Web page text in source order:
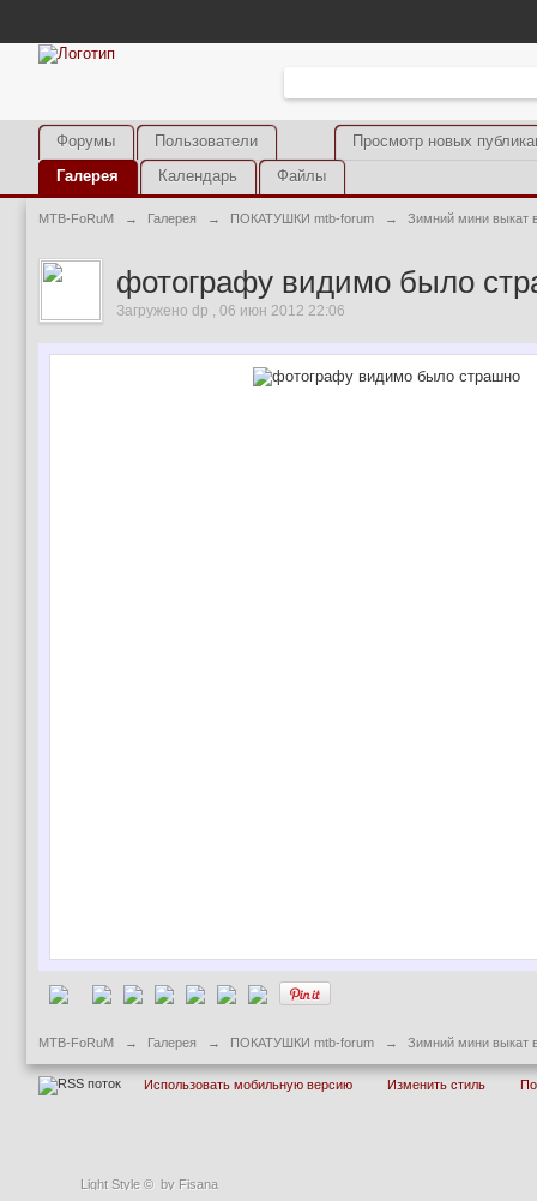
Light Style © by Fisana
Просмотр новых
Форумы
Пользователи
Галерея
Календарь Файлы
MTB-FoRuM → Галерея → ПОКАТУШКИ mtb-forum → Зимний мини выкат
фотографу видимо было
Загружено dp , 06 июн 2012 22:06
MTB-FoRuM → Галерея → ПОКАТУШКИ mtb-forum → Зимний мини выкат
Использовать мобильную версию Изменить стиль